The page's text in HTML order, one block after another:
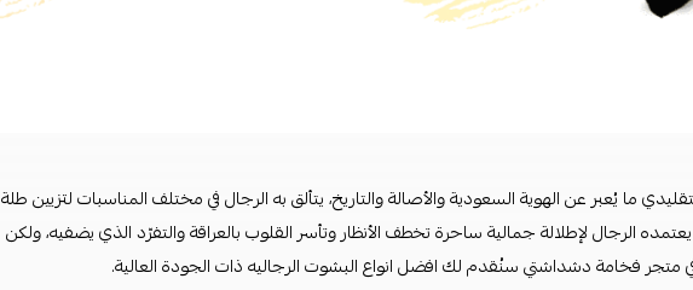
ما يُعبر عن الهوية السعودية والأصالة والتاريخ، يتألق به الرجال في مختلف المناسبات لتزيين طلة
يعتمده الرجال لإطلالة جمالية ساحرة تخطف الأنظار وتأسر القلوب بالعراقة والتفرّد الذي يضفيه، ولكن
متجر فخامة دشداشتي سنُقدم لك افضل انواع البشوت الرجاليه ذات الجودة العالية.